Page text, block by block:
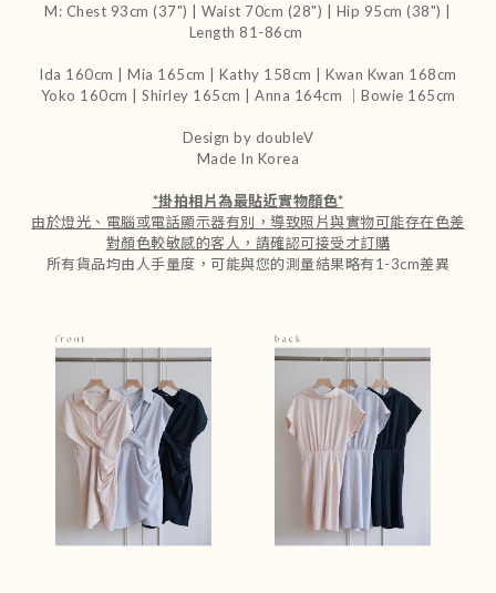
M: Chest 93cm (37") | Waist 70cm (28") | Hip 95cm (38") |
Length 81-86cm
Ida 160cm | Mia 165cm | Kathy 158cm |Kwan Kwan 168cm
Yoko 160cm | Shirley 165cm
| Anna 164cm ｜Bowie 165cm
Design by doubleV
Made In Korea
*掛拍相片為最貼近實物顏色*
由於燈光、電腦或電話顯示器有別，導致照片與實物可能存在色差
對顏色較敏感的客人，請確認可接受才訂購
所有貨品均由人手量度，可能與您的測量結果略有1-3cm差異